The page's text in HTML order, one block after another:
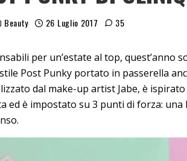
Beauty 26 Luglio 2017 35
per un’estate al top, quest’anno
Post Punky portato in passerella
dal make-up artist Jabe, è
ed è impostato su 3 punti di forza: